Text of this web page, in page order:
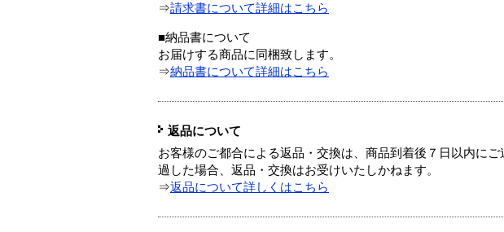
⇒請求書について詳細はこちら
■納品書について
お届けする商品に同梱致します。
⇒納品書について詳細はこちら
返品について
お客様のご都合による返品・交換は、商品到着後７日以内に
過した場合、返品・交換はお受けいたしかねます。
⇒返品について詳しくはこちら